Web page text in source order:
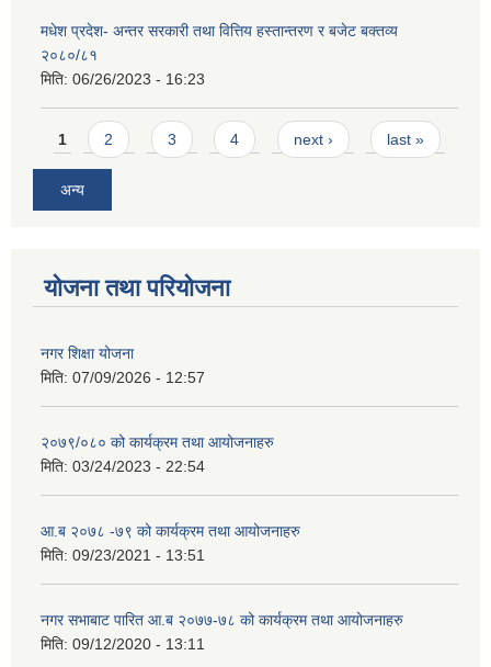
मधेश प्रदेश- अन्तर सरकारी तथा वित्तिय हस्तान्तरण र बजेट बक्तव्य
२०८०/८१
मिति: 06/26/2023 - 16:23
Pages
1 2 3 4 next › last »
अन्य
योजना तथा परियोजना
नगर शिक्षा योजना
मिति: 07/09/2026 - 12:57
२०७९/०८० को कार्यक्रम तथा आयोजनाहरु
मिति: 03/24/2023 - 22:54
आ.ब २०७८ -७९ को कार्यक्रम तथा आयोजनाहरु
मिति: 09/23/2021 - 13:51
नगर सभाबाट पारित आ.ब २०७७-७८ को कार्यक्रम तथा आयोजनाहरु
मिति: 09/12/2020 - 13:11